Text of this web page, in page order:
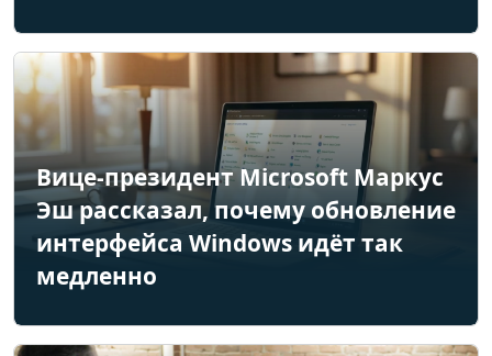
Вице-президент Microsoft Маркус
Эш рассказал, почему обновление
интерфейса Windows идёт так
медленно